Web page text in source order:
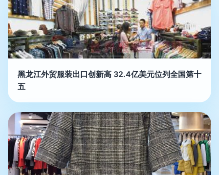
黑龙江外贸服装出口创新高 32.4亿美元位列全国第十
五